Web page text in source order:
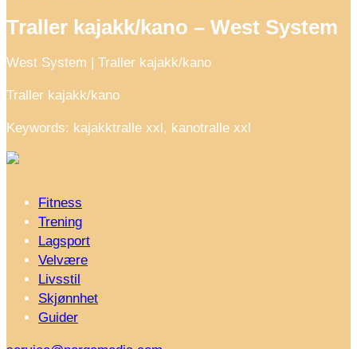
Traller kajakk/kano – West System
West System | Traller kajakk/kano
Traller kajakk/kano
Keywords: kajakktralle xxl, kanotralle xxl
Fitness
Trening
Lagsport
Velvære
Livsstil
Skjønnhet
Guider